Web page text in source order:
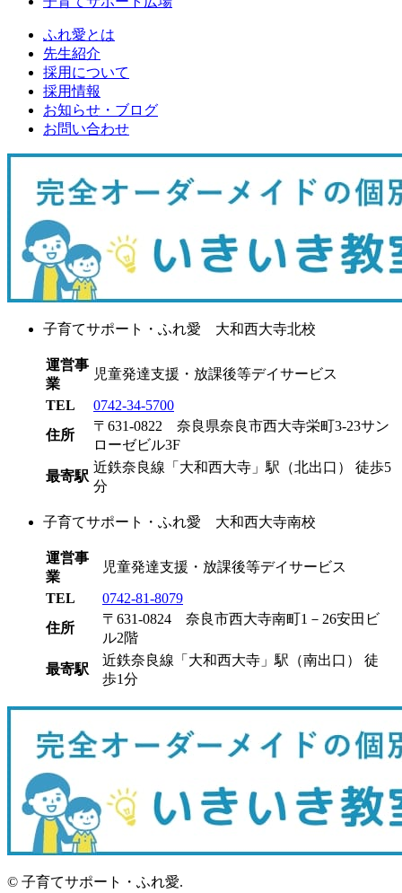
ふれ愛とは
先生紹介
採用について
採用情報
お知らせ・ブログ
お問い合わせ
子育てサポート・ふれ愛 大和西大寺北校
運営事
業
児童発達支援・放課後等デイサービス
TEL
0742-34-5700
住所
〒631-0822 奈良県奈良市西大寺栄町3-23サン
ローゼビル3F
最寄駅
近鉄奈良線「大和西大寺」駅（北出口） 徒歩5
分
子育てサポート・ふれ愛 大和西大寺南校
運営事
業
児童発達支援・放課後等デイサービス
TEL
0742-81-8079
住所
〒631-0824 奈良市西大寺南町1－26安田ビ
ル2階
最寄駅
近鉄奈良線「大和西大寺」駅（南出口） 徒
歩1分
©︎ 子育てサポート・ふれ愛.